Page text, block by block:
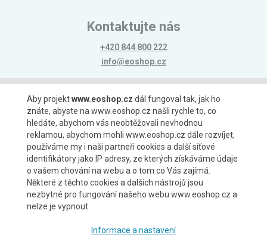
Kontaktujte nás
+420 844 800 222
info@eoshop.cz
Možnosti platby
Možnosti dopravy
Aby projektwww.eoshop.cz dál fungoval tak, jak ho
znáte, abyste na www.eoshop.cz našli rychle to, co
hledáte, abychom vás neobtěžovali nevhodnou
reklamou, abychom mohli www.eoshop.cz dále rozvíjet,
používáme my i naši partneři cookies a další síťové
identifikátory jako IP adresy, ze kterých získáváme údaje
o vašem chování na webu a o tom co Vás zajímá.
Některé z těchto cookies a dalších nástrojů jsou
nezbytné pro fungování našeho webu www.eoshop.cz a
nelze je vypnout.
Informace a nastavení